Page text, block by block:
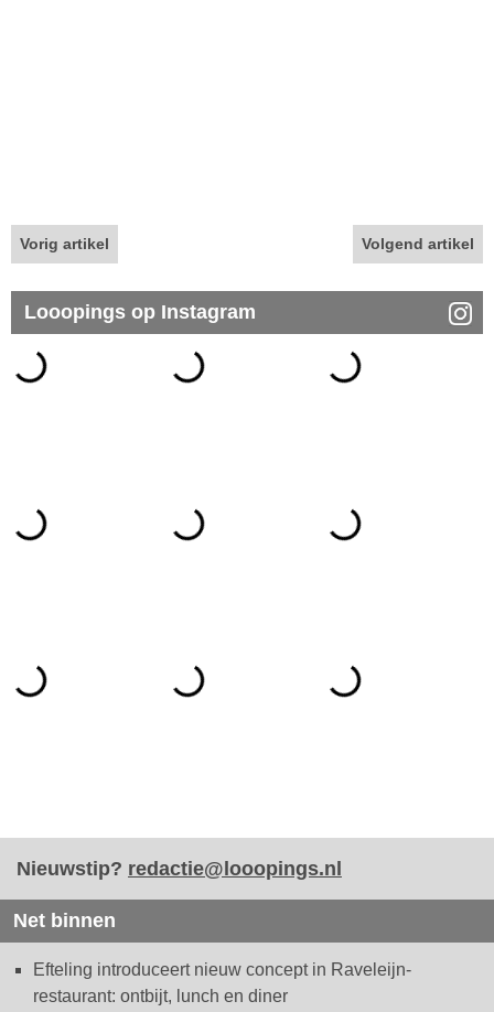
Vorig artikel Volgend artikel
Looopings op Instagram
Nieuwstip? redactie@looopings.nl
Net binnen
Efteling introduceert nieuw concept in Raveleijn-
restaurant: ontbijt, lunch en diner